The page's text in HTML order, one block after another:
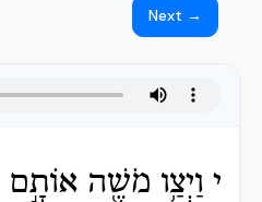
Next →
י וַיְצַ֥ו מֹשֶׁ֖ה